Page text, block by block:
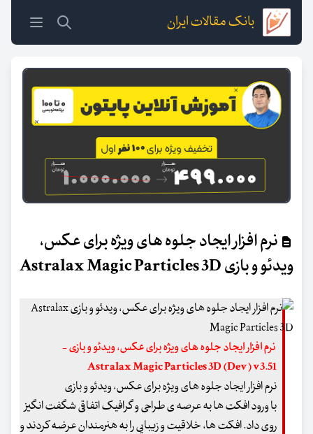
بانک مقالات ایران
نرم افزار ایجاد جلوه های ویژه برای عکس،
ویدئو و بازی Astralax Magic Particles 3D
نرم افزار ایجاد جلوه های ویژه برای عکس، ویدئو و بازی -
Astralax Magic Particles 3D (Dev) v3.51
نرم افزار ایجاد جلوه های ویژه برای عکس، ویدئو و بازی
با ورود افکت ها به عرصه ی طراحی و گرافیک اتفاقی شگفت انگیز
روی داد. افکت ها، خلاقیت و زیبایی را به هنرمندان عرضه کردند و